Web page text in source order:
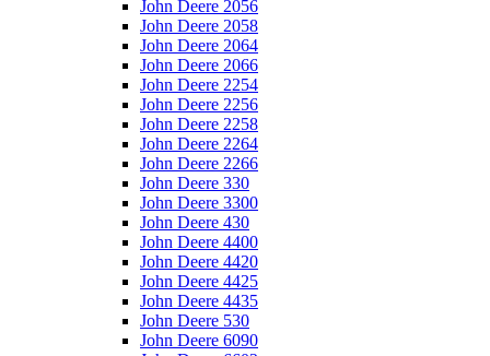
John Deere 2056
John Deere 2058
John Deere 2064
John Deere 2066
John Deere 2254
John Deere 2256
John Deere 2258
John Deere 2264
John Deere 2266
John Deere 330
John Deere 3300
John Deere 430
John Deere 4400
John Deere 4420
John Deere 4425
John Deere 4435
John Deere 530
John Deere 6090